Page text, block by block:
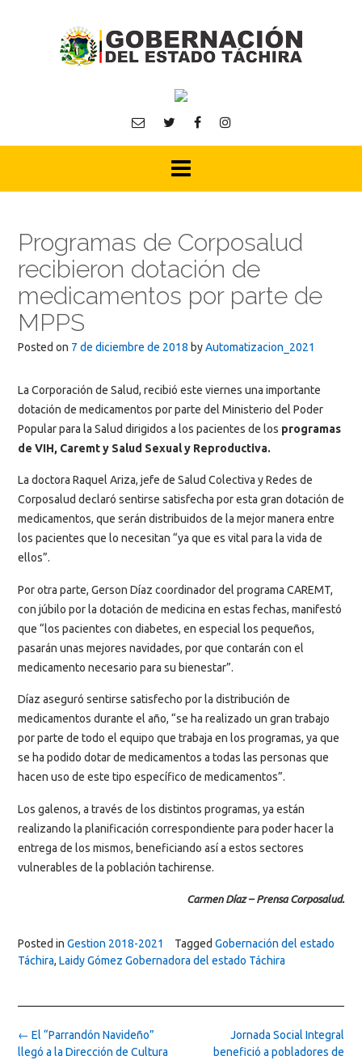
Programas de Corposalud
recibieron dotación de
medicamentos por parte de
MPPS
Posted on 7 de diciembre de 2018 byAutomatizacion_2021
La Corporación de Salud, recibió este viernes una importante
dotación de medicamentos por parte del Ministerio del Poder
Popular para la Salud dirigidos a los pacientes de los programas
de VIH, Caremt y Salud Sexual y Reproductiva.
La doctora Raquel Ariza, jefe de Salud Colectiva y Redes de
Corposalud declaró sentirse satisfecha por esta gran dotación de
medicamentos, que serán distribuidos de la mejor manera entre
los pacientes que lo necesitan “ya que es vital para la vida de
ellos”.
Por otra parte, Gerson Díaz coordinador del programa CAREMT,
con júbilo por la dotación de medicina en estas fechas, manifestó
que “los pacientes con diabetes, en especial los pequeños,
pasarán unas mejores navidades, por que contarán con el
medicamento necesario para su bienestar”.
Díaz aseguró sentirse satisfecho por la distribución de
medicamentos durante el año, “se ha realizado un gran trabajo
por parte de todo el equipo que trabaja en los programas, ya que
se ha podido dotar de medicamentos a todas las personas que
hacen uso de este tipo específico de medicamentos”.
Los galenos, a través de los distintos programas, ya están
realizando la planificación correspondiente para poder hacer la
entrega de los mismos, beneficiando así a estos sectores
vulnerables de la población tachirense.
Carmen Díaz – Prensa Corposalud.
Posted in Gestion 2018-2021 Tagged Gobernación del estado
Táchira, Laidy Gómez Gobernadora del estado Táchira
Post
navigation
Jornada Social Integral
benefició a pobladores de
← El “Parrandón Navideño”
llegó a la Dirección de Cultura